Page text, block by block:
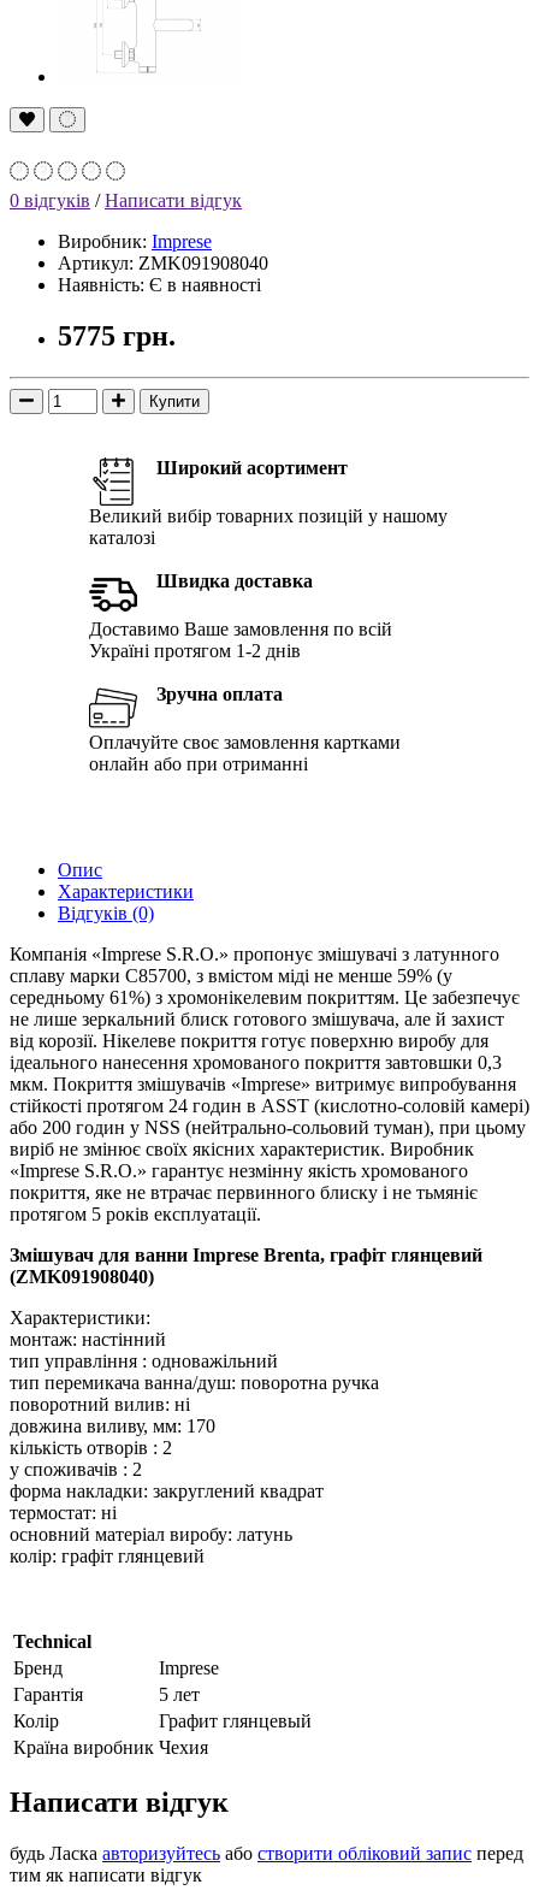
0 відгуків /Написати відгук
Виробник: Imprese
Артикул: ZMK091908040
Наявність: Є в наявності
5775 грн.
Купити
Широкий асортимент
Великий вибір товарних позицій у нашому
каталозі
Швидка доставка
Доставимо Ваше замовлення по всій
Україні протягом 1-2 днів
Зручна оплата
Оплачуйте своє замовлення картками
онлайн або при отриманні
Опис
Характеристики
Відгуків (0)
Компанія «Imprese S.R.O.» пропонує змішувачі з латунного
сплаву марки C85700, з вмістом міді не менше 59% (у
середньому 61%) з хромонікелевим покриттям. Це забезпечує
не лише зеркальний блиск готового змішувача, але й захист
від корозії. Нікелеве покриття готує поверхню виробу для
ідеального нанесення хромованого покриття завтовшки 0,3
мкм. Покриття змішувачів «Imprese» витримує випробування
стійкості протягом 24 годин в ASST (кислотно-соловій камері)
або 200 годин у NSS (нейтрально-сольовий туман), при цьому
виріб не змінює своїх якісних характеристик. Виробник
«Imprese S.R.O.» гарантує незмінну якість хромованого
покриття, яке не втрачає первинного блиску і не тьмяніє
протягом 5 років експлуатації.
Змішувач для ванни Imprese Brenta, графіт глянцевий
(ZMK091908040)
Характеристики:
монтаж: настінний
тип управління : одноважільний
тип перемикача ванна/душ: поворотна ручка
поворотний вилив: ні
довжина виливу, мм: 170
кількість отворів : 2
у споживачів : 2
форма накладки: закруглений квадрат
термостат: ні
основний матеріал виробу: латунь
колір: графіт глянцевий
Technical
Бренд
Imprese
Гарантія
5 лет
Колір
Графит глянцевый
Країна виробник Чехия
Написати відгук
будь Ласка авторизуйтесь або створити обліковий запис перед
тим як написати відгук